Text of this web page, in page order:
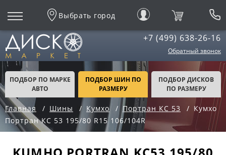
Выбрать город
+7 (499) 638-26-16
Обратный звонок
ПОДБОР ПО МАРКЕ
АВТО
ПОДБОР ШИН ПО
РАЗМЕРУ
ПОДБОР ДИСКОВ
ПО РАЗМЕРУ
Главная Шины Кумхо Портран КС 53
Кумхо
Портран КС 53 195/80 R15 106/104R